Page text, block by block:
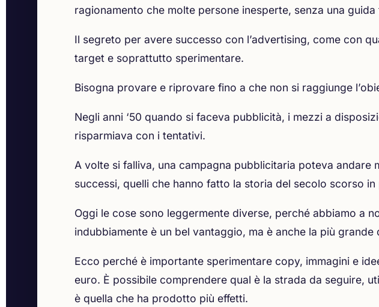
ragionamento che molte persone inesperte, senza una
Il segreto per avere successo con l’advertising, come con
target e soprattutto sperimentare.
Bisogna provare e riprovare fino a che non si raggiunge
Negli anni ‘50 quando si faceva pubblicità, i mezzi a
risparmiava con i tentativi.
A volte si falliva, una campagna pubblicitaria poteva
successi, quelli che hanno fatto la storia del secolo scorso in
Oggi le cose sono leggermente diverse, perché abbiamo a
indubbiamente è un bel vantaggio, ma è anche la più grande
Ecco perché è importante sperimentare copy, immagini e
euro. È possibile comprendere qual è la strada da seguire,
è quella che ha prodotto più effetti.